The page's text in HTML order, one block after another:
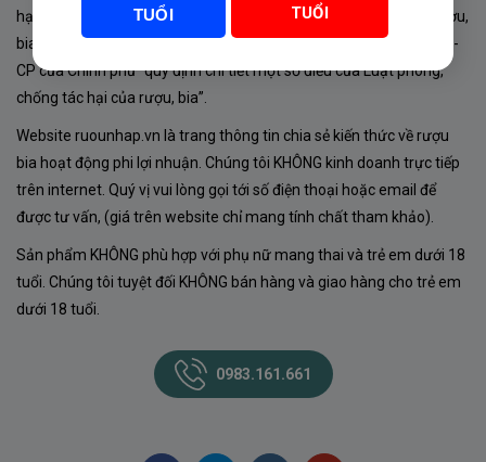
hại của rượu, bia” số 44/2019/QH14-Điều 16 về “điều kiện bán rượu,
bia theo hình thức thương mại điện tử”; Nghị định số 24/2020/NĐ-
CP của Chính phủ “quy định chi tiết một số điều của Luật phòng,
chống tác hại của rượu, bia”.
Website ruounhap.vn là trang thông tin chia sẻ kiến thức về rượu
bia hoạt động phi lợi nhuận. Chúng tôi KHÔNG kinh doanh trực tiếp
trên internet. Quý vị vui lòng gọi tới số điện thoại hoặc email để
được tư vấn, (giá trên website chỉ mang tính chất tham khảo).
Sản phẩm KHÔNG phù hợp với phụ nữ mang thai và trẻ em dưới 18
tuổi. Chúng tôi tuyệt đối KHÔNG bán hàng và giao hàng cho trẻ em
dưới 18 tuổi.
0983.161.661
TUỔI
TUỔI